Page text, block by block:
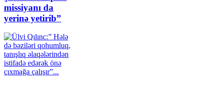
missiyanı da
yerinə yetirib”